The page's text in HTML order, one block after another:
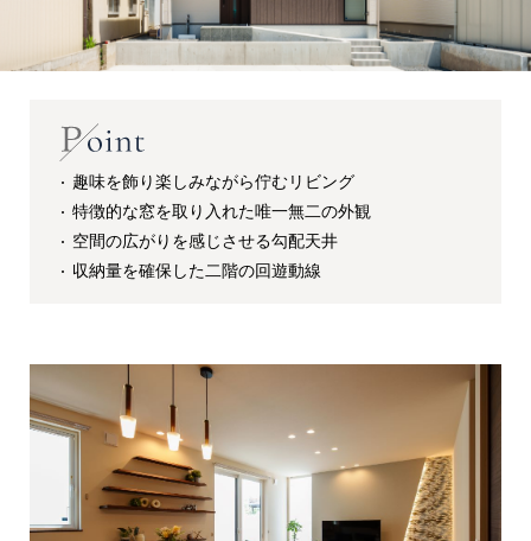
趣味を飾り楽しみながら佇むリビング
特徴的な窓を取り入れた唯一無二の外観
空間の広がりを感じさせる勾配天井
収納量を確保した二階の回遊動線